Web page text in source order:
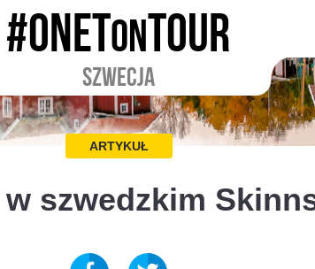
#ONETONTOUR
SZWECJA
ARTYKUŁ
szwedzkim